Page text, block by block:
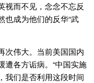
视而不见，念念不忘反
也成为他们的反华“武
伟大。当前美国国内
遭各方诟病。“中国实施
我们是否利用这段时间